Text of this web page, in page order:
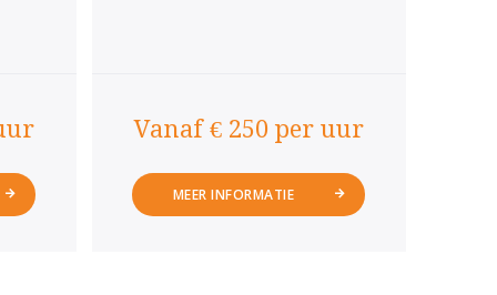
Vanaf € 250 per uur
MEER INFORMATIE